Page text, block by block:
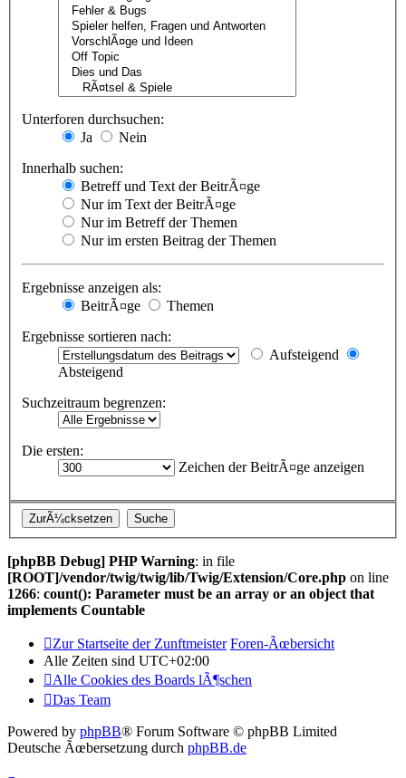
Unterforen durchsuchen:
Ja
Nein
Innerhalb suchen:
Betreff und Text der BeitrÃ¤ge
Nur im Text der BeitrÃ¤ge
Nur im Betreff der Themen
Nur im ersten Beitrag der Themen
Ergebnisse anzeigen als:
BeitrÃ¤ge
Themen
Ergebnisse sortieren nach:
Aufsteigend
Absteigend
Suchzeitraum begrenzen:
Die ersten:
Zeichen der BeitrÃ¤ge anzeigen
[phpBB Debug] PHP Warning: in file
[ROOT]/vendor/twig/twig/lib/Twig/Extension/Core.php on line
1266: count(): Parameter must be an array or an object that
implements Countable
Zur Startseite der Zunftmeister Foren-Ãœbersicht
Alle Zeiten sind UTC+02:00
Alle Cookies des Boards lÃ¶schen
Das Team
Powered by phpBB® Forum Software © phpBB Limited
Deutsche Ãœbersetzung durch phpBB.de